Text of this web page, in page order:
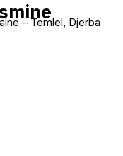
– Temlel, Djerba